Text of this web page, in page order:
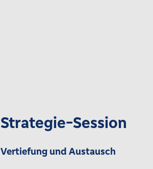
Strategie-Session
Vertiefung und Austausch